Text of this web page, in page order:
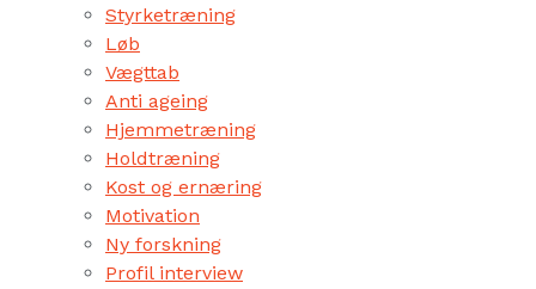
Styrketræning
Løb
Vægttab
Anti ageing
Hjemmetræning
Holdtræning
Kost og ernæring
Motivation
Ny forskning
Profil interview